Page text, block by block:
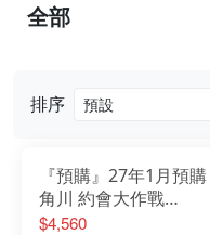
排序
『預購』27年1月預購
角川 約會大作戰
Fantasia 30週年 夜刀
$4,560
全部